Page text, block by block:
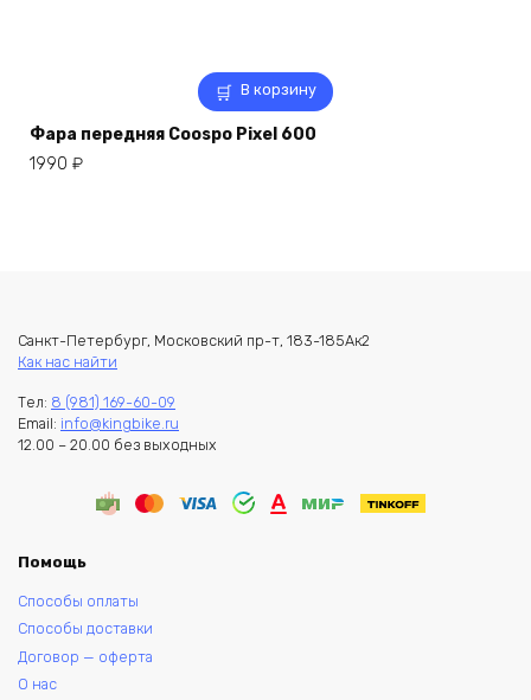
В корзину
Фара передняя Coospo Pixel 600
1990 ₽
Санкт-Петербург, Московский пр-т, 183-185Ак2
Как нас найти
Тел: 8 (981) 169-60-09
Email: info@kingbike.ru
12.00 – 20.00 без выходных
Помощь
Способы оплаты
Способы доставки
Договор — оферта
О нас